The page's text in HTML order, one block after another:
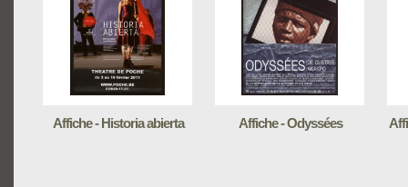
Affiche - Historia abierta Affiche - Odyssées